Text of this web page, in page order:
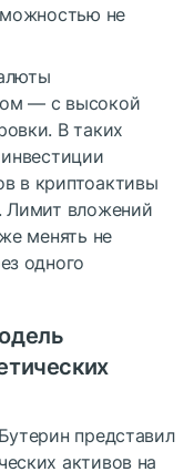
не
— с высокой
В таких
в криптоактивы
Лимит вложений
менять не
одного
представил
активов на